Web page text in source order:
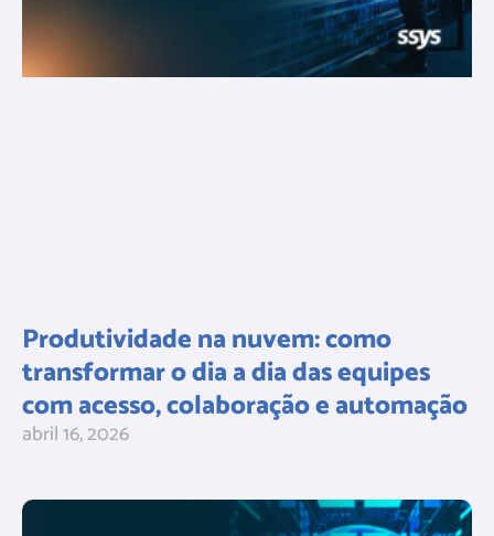
Produtividade na nuvem: como
transformar o dia a dia das equipes
com acesso, colaboração e automação
abril 16, 2026